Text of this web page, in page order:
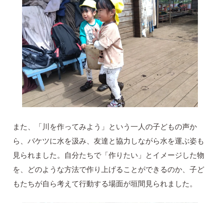
また、「川を作ってみよう」という一人の子どもの声か
ら、バケツに水を汲み、友達と協力しながら水を運ぶ姿も
見られました。自分たちで「作りたい」とイメージした物
を、どのような方法で作り上げることができるのか、子ど
もたちが自ら考えて行動する場面が垣間見られました。